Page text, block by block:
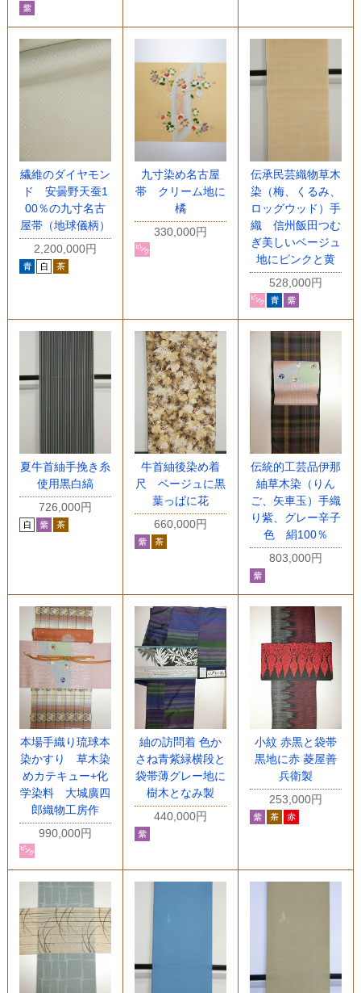
繊維のダイヤモン
ド 安曇野天蚕1
00％の九寸名古
屋帯（地球儀柄）
2,200,000円
九寸染め名古屋
帯 クリーム地に
橘
330,000円
伝承民芸織物草木
染（梅、くるみ、
ロッグウッド）手
織 信州飯田つむ
ぎ美しいベージュ
地にピンクと黄
528,000円
夏牛首紬手挽き糸
使用黒白縞
726,000円
牛首紬後染め着
尺 ベージュに黒
葉っぱに花
660,000円
伝統的工芸品伊那
紬草木染（りん
ご、矢車玉）手織
り紫、グレー辛子
色 絹100％
803,000円
本場手織り琉球本
染かすり 草木染
めカテキュー+化
学染料 大城廣四
郎織物工房作
990,000円
紬の訪問着 色か
さね青紫緑横段と
袋帯薄グレー地に
樹木となみ製
440,000円
小紋 赤黒と袋帯
黒地に赤 菱屋善
兵衛製
253,000円